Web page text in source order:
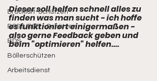
Druckluft-Schützen
BSSB/DSB - Schützen
BDS
Böllerschützen
Arbeitsdienst
Dieser soll helfen schnell alles zu
finden was man sucht - ich hoffe
es funktioniert einigermaßen -
also gerne Feedback geben und
beim "optimieren" helfen....